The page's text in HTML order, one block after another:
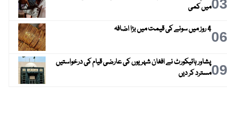
03میں کمی
064 روز میں سونے کی قیمت میں بڑا اضافہ
09پشاور ہائیکورٹ نے افغان شہریوں کی عارضی قیام کی درخواستیں
مسترد کر دیں